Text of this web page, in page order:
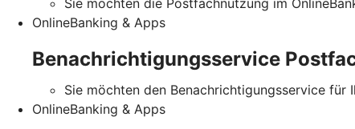
OnlineBanking & Apps
Benachrichtigungsservice
Sie möchten den Benachrichtigungsservice für
OnlineBanking & Apps